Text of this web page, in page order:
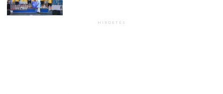
HIRDETÉS